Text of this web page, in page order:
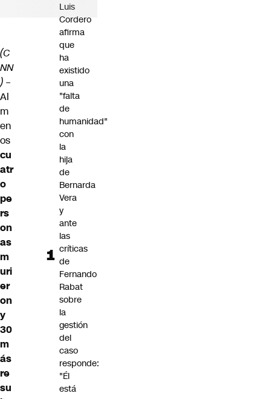
(C
NN
) –
Al
m
en
os
cu
atr
o
pe
rs
on
as
m
uri
er
on
y
30
m
ás
re
su
Luis
Cordero
afirma
que
ha
existido
una
"falta
de
humanidad"
con
la
hija
de
Bernarda
Vera
y
ante
las
críticas
de
Fernando
Rabat
sobre
la
gestión
del
caso
responde:
"Él
está